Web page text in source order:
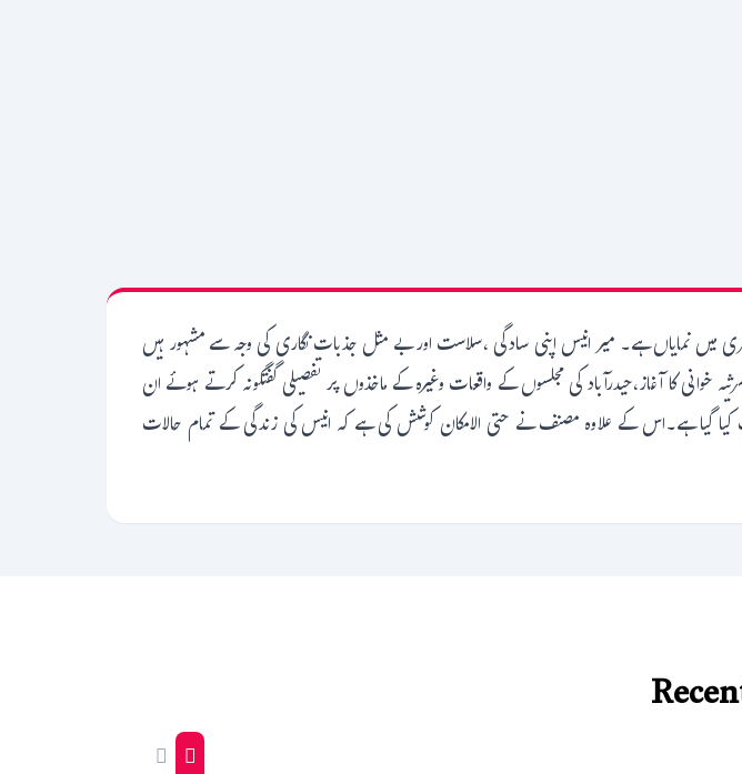
میں نمایاں ہے۔ میر انیس اپنی سادگی ،سلاست اور بے مثل جذبات نگاری کی وجہ سے مشہور ہیں
کا آغاز،حیدرآباد کی مجلسوں کے واقعات وغیرہ کے ماخذوں پر تفصیلی گفتگونہ کرتے ہوئے ان
کیا گیا ہے۔اس کے علاوہ مصنف نے حتی الامکان کوشش کی ہے کہ انیس کی زندگی کے تمام حالات